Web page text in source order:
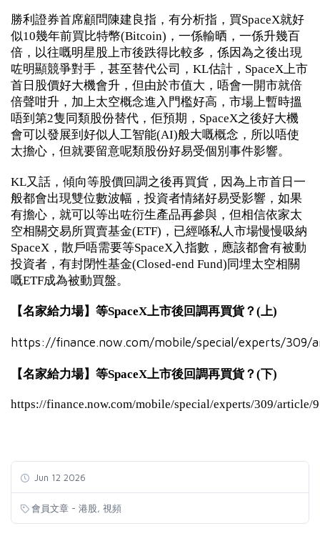
勝利證券首席顧問陳建良指，有分析指，買SpaceX就好
似10幾年前買比特幣(Bitcoin)，一係輸晒，一係升幾百
倍，以往嘅明星股上市後跌得比較多，係因為之後出現
咗明顯競爭對手，甚至替代公司，KL估計，SpaceX上市
首日股價好大機會升，但由於市值大，唔會一開市就倍
倍聲咁升，加上太空概念進入門檻好高，市場上暫時搵
唔到第2隻同類股份替代，佢預期，SpaceX之後好大機
會可以發展到好似人工智能(AI)般大嘅概念，所以唔使
太擔心，但就要留意呢類股份好易受個別事件影響。
KL又話，傾向等股價回調之後再買貨，因為上市首日一
般都會出現雙位數波幅，投資者情緒好易受影響，如果
有擔心，就可以等出咗衍生產品再參與，但相信依家太
空相關交易所買賣基金(ETF)，已經喺私人市場慢慢吸納
SpaceX，散戶唔需要等SpaceX入指數，應該都會有被動
投資者，有封閉性基金(Closed-end Fund)同埋太空相關
嘅ETF成為被動買盤。
【名家給力場】等SpaceX上市後回調再買貨？(上)
https://finance.now.com/mobile/special/experts/309/
【名家給力場】等SpaceX上市後回調再買貨？(下)
https://finance.now.com/mobile/special/experts/309/article/
Jun 12 2026
會員文章 - 港股 視頻